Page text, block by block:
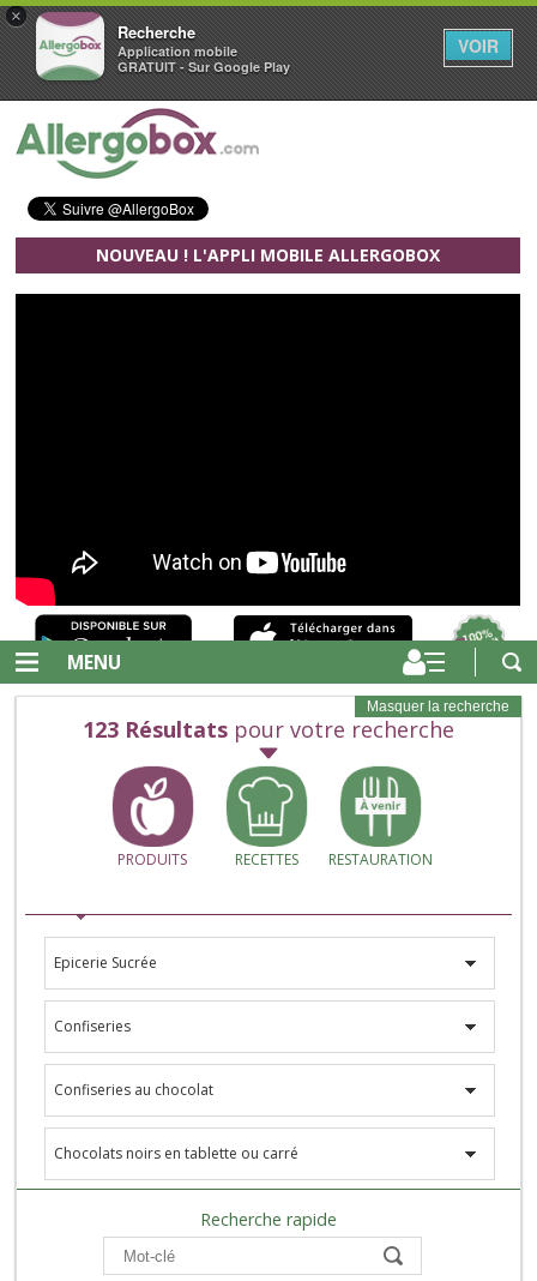
×
Recherche
Application mobile
GRATUIT - Sur Google Play
VOIR
Aller au contenu principal
NOUVEAU ! L'APPLI MOBILE ALLERGOBOX
MENU
Masquer la recherche
123 Résultatspour votre recherche
PRODUITS RECETTES RESTAURATION
Recherche rapide
Epicerie Sucrée
Confiseries
Confiseries au chocolat
Chocolats noirs en tablette ou carré